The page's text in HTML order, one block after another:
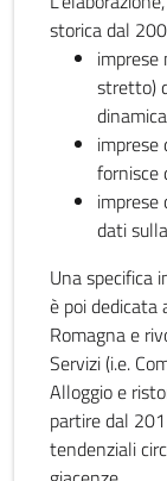
storica dal
stretto)
fornisce
dati
Una specifica
è poi dedicata
Romagna e
Servizi (i.e.
Alloggio e
partire dal
tendenziali